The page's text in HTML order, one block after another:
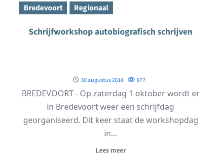
Bredevoort Regionaal
Schrijfworkshop autobiografisch schrijven
30 augustus 2016 977
BREDEVOORT - Op zaterdag 1 oktober wordt er
in Bredevoort weer een schrijfdag
georganiseerd. Dit keer staat de workshopdag
in...
Lees meer